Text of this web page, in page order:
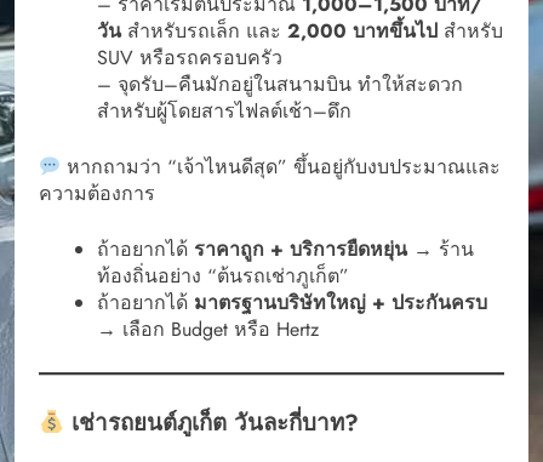
วันสำหรับรถเล็ก และ 2,000 บาทขึ้นไป สำหรับ
SUV หรือรถครอบครัว
– จุดรับ–คืนมักอยู่ในสนามบิน ทำให้สะดวก
สำหรับผู้โดยสารไฟลต์เช้า–ดึก
หากถามว่า “เจ้าไหนดีสุด” ขึ้นอยู่กับงบประมาณและ
ความต้องการ
ถ้าอยากได้ ราคาถูก + บริการยืดหยุ่น→ ร้าน
ท้องถิ่นอย่าง “ต้นรถเช่าภูเก็ต”
ถ้าอยากได้ มาตรฐานบริษัทใหญ่ + ประกันครบ
→ เลือก Budget หรือ Hertz
เช่ารถยนต์ภูเก็ต วันละกี่บาท?